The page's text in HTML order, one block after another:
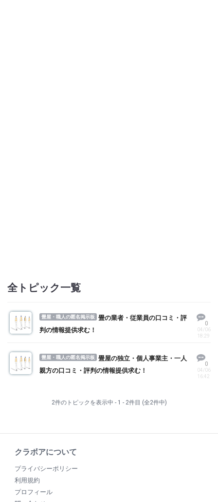
全トピック一覧
畳屋・職人の匿名掲示板
畳の業者・従業員の口コミ・評
判の情報提供求む！
0
04/06
18:29
畳屋・職人の匿名掲示板
畳屋の独立・個人事業主・一人
親方の口コミ・評判の情報提供求む！
0
04/06
16:42
2件のトピックを表示中 - 1 - 2件目 (全2件中)
クラボアについて
プライバシーポリシー
利用規約
プロフィール